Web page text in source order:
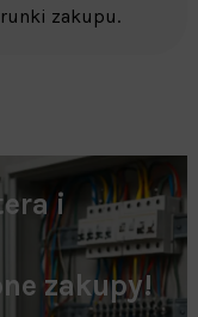
zakupu.
i
zakupy!